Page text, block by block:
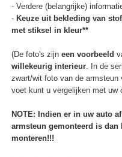
- Verdere (belangrijke)
- Keuze uit bekleding van
met stiksel in kleur**
(De foto's zijn een voorbeeld
willekeurig interieur. In de
zwart/wit foto van de armsteun
voet kunt u vergelijken met uw
NOTE: Indien er in uw auto
armsteun gemonteerd is dan
monteren!!!